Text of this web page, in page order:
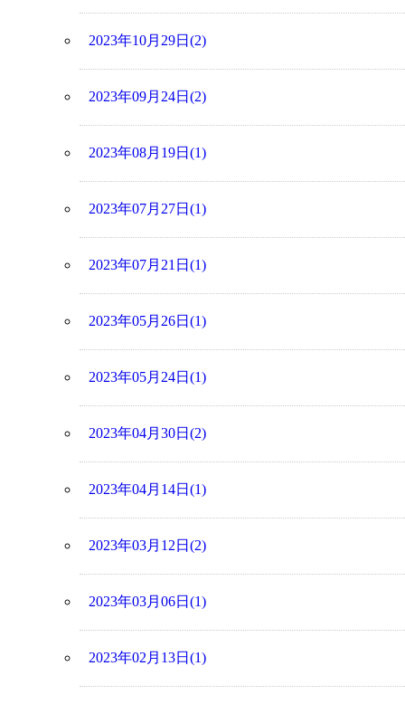
2023年10月29日(2)
2023年09月24日(2)
2023年08月19日(1)
2023年07月27日(1)
2023年07月21日(1)
2023年05月26日(1)
2023年05月24日(1)
2023年04月30日(2)
2023年04月14日(1)
2023年03月12日(2)
2023年03月06日(1)
2023年02月13日(1)